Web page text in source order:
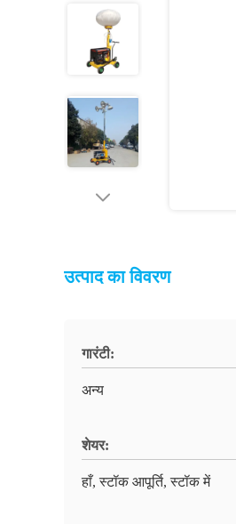
उत्पाद का विवरण
गारंटी:
अन्य
शेयर:
हाँ, स्टॉक आपूर्ति, स्टॉक में